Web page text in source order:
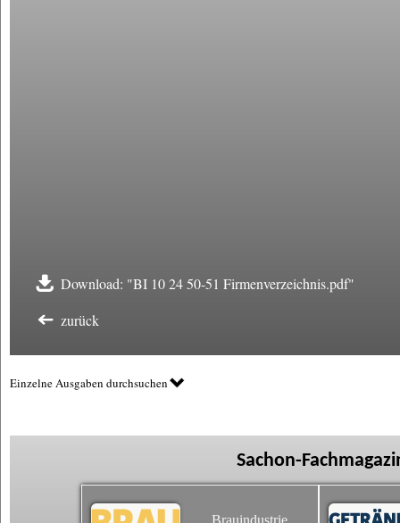
Download: "BI 10 24 50-51 Firmenverzeichnis.pdf"
zurück
Einzelne Ausgaben durchsuchen
Sachon-
Brauindustrie